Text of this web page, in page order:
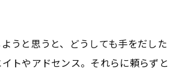
うと思うと、どうしても手をだした
トやアドセンス。それらに頼らずと